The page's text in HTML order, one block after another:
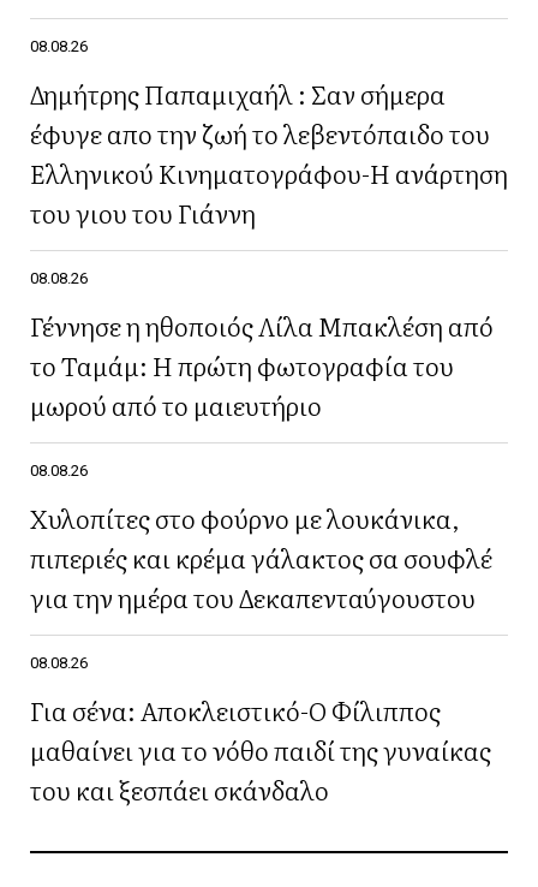
08.08.26
Δημήτρης Παπαμιχαήλ : Σαν σήμερα
έφυγε απο την ζωή το λεβεντόπαιδο του
Ελληνικού Κινηματογράφου-Η ανάρτηση
του γιου του Γιάννη
08.08.26
Γέννησε η ηθοποιός Λίλα Μπακλέση από
το Ταμάμ: Η πρώτη φωτογραφία του
μωρού από το μαιευτήριο
08.08.26
Χυλοπίτες στο φούρνο με λουκάνικα,
πιπεριές και κρέμα γάλακτος σα σουφλέ
για την ημέρα του Δεκαπενταύγουστου
08.08.26
Για σένα: Αποκλειστικό-Ο Φίλιππος
μαθαίνει για το νόθο παιδί της γυναίκας
του και ξεσπάει σκάνδαλο